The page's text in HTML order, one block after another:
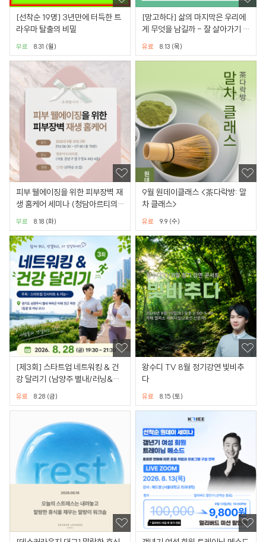
[선착순 19명] 3년만에 터득한 트
라우마 탈출의 비밀
8.31 (월)
무료
[망고하다] 삶의 마지막은 우리에
게 무엇을 남길까 - 잘 살아가기 위
한 삶과 이별 이야기
8.13 (목)
유료
피부 웰에이징을 위한 피부장벽 재
생 홈케어 세미나 (청담아르티의
8.18 (화)
무료
9월 원데이클래스 <茶다락방: 말
차 클래스>
9.9 (수)
유료
[제3회] 스타트업 네트워킹 & 건
강 달리기 (남양주 별내/러닝&식
사)
8.28 (금)
유료
왕수디 TV 8월 정기강연 빛비추
다
8.15 (토)
유료